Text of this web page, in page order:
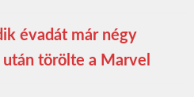
évadát már négy
törölte a Marvel